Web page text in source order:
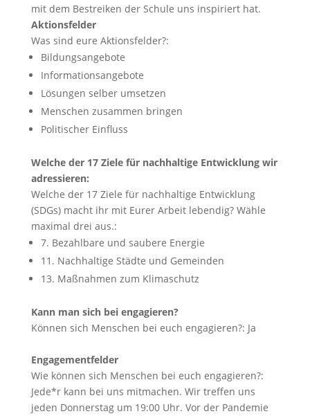
mit dem Bestreiken der Schule uns inspiriert hat.
Aktionsfelder
Was sind eure Aktionsfelder?:
Bildungsangebote
Informationsangebote
Lösungen selber umsetzen
Menschen zusammen bringen
Politischer Einfluss
Welche der 17 Ziele für nachhaltige Entwicklung wir
adressieren:
Welche der 17 Ziele für nachhaltige Entwicklung
(SDGs) macht ihr mit Eurer Arbeit lebendig? Wähle
maximal drei aus.:
7. Bezahlbare und saubere Energie
11. Nachhaltige Städte und Gemeinden
13. Maßnahmen zum Klimaschutz
Kann man sich bei engagieren?
Können sich Menschen bei euch engagieren?: Ja
Engagementfelder
Wie können sich Menschen bei euch engagieren?:
Jede*r kann bei uns mitmachen. Wir treffen uns
jeden Donnerstag um 19:00 Uhr. Vor der Pandemie